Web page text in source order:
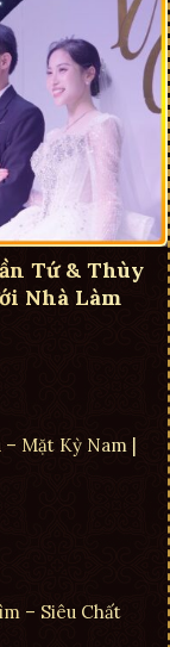
Tứ & Thùy
Nhà Làm
Mặt Kỳ Nam |
– Siêu Chất